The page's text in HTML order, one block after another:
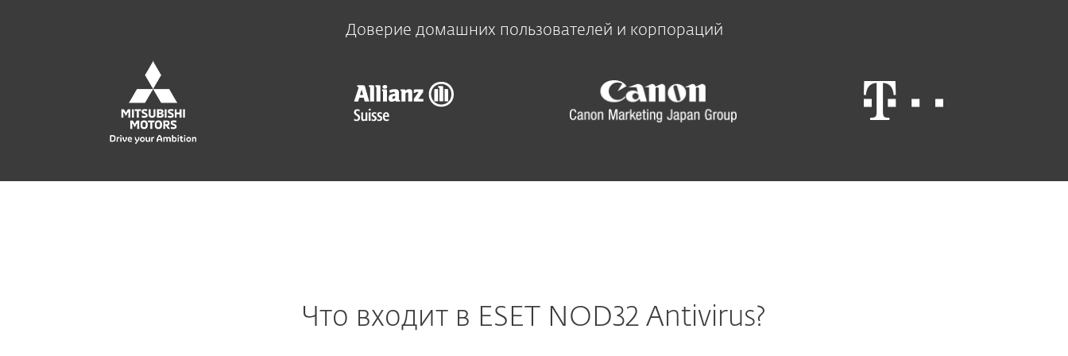
Доверие домашних пользователей и корпораций
Что входит в ESET NOD32 Antivirus?